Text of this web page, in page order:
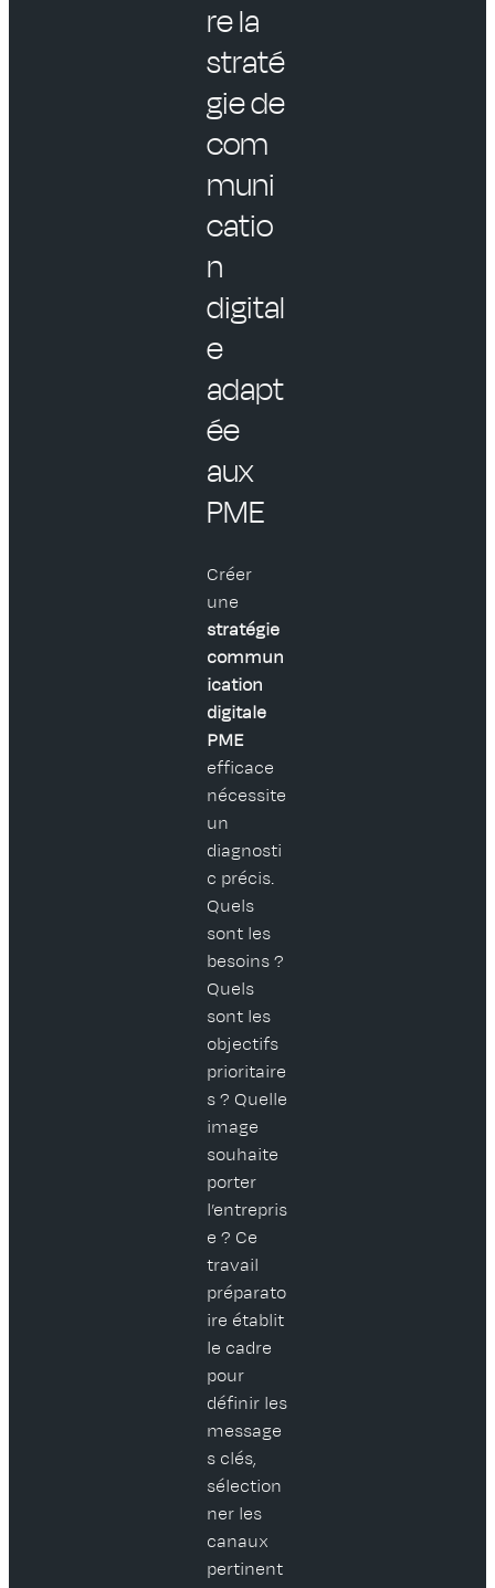
re la
straté
gie de
com
muni
catio
n
digital
e
adapt
ée
aux
PME
Créer
une
stratégie
commun
ication
digitale
PME
efficace
nécessite
un
diagnosti
c précis.
Quels
sont les
besoins ?
Quels
sont les
objectifs
prioritaire
s ? Quelle
image
souhaite
porter
l’entrepris
e ? Ce
travail
préparato
ire établit
le cadre
pour
définir les
message
s clés,
sélection
ner les
canaux
pertinent